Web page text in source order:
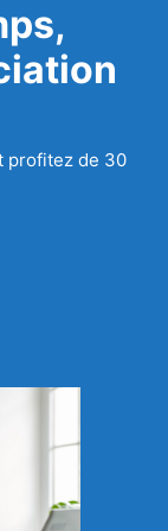
profitez de 30